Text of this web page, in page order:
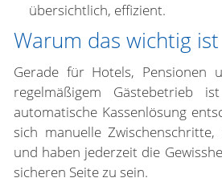
übersichtlich, effizient.
Warum das wichtig ist
Gerade für Hotels, Pensionen
regelmäßigem Gästebetrieb
automatische Kassenlösung
sich manuelle
und haben jederzeit die
sicheren Seite zu sein.